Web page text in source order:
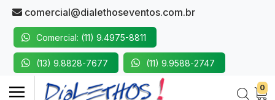
comercial@dialethoseventos.com.br
Comercial: (11) 9.4975-8811
(13) 9.8828-7677 (11) 9.9588-2747
0